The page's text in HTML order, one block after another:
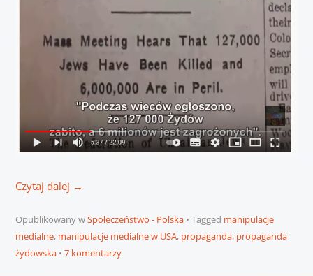
Czytaj dalej →
Opublikowany wSpołeczeństwo - Polska Tagged manipulacje
medialne, manipulacje medialne w USA, propaganda, propaganda
żydowska
7 komentarzy